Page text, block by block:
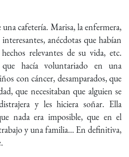
una cafetería. Marisa, la enfermera,
anécdotas que habían
relevantes de su vida, etc.
hacía voluntariado en una
con cáncer, desamparados, que
que necesitaban que alguien se
y les hiciera soñar. Ella
nada era imposible, que en el
y una familia… En definitiva,